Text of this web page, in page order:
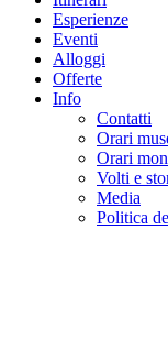
Esperienze
Eventi
Alloggi
Offerte
Info
Contatti
Orari
Orari
Volti e
Media
Politica